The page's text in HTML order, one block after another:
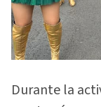
Durante la